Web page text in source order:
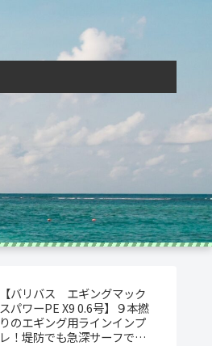
【バリバス エギングマック
スパワーPE X9 0.6号】９本撚
りのエギング用ラインインプ
レ！堤防でも急深サーフで